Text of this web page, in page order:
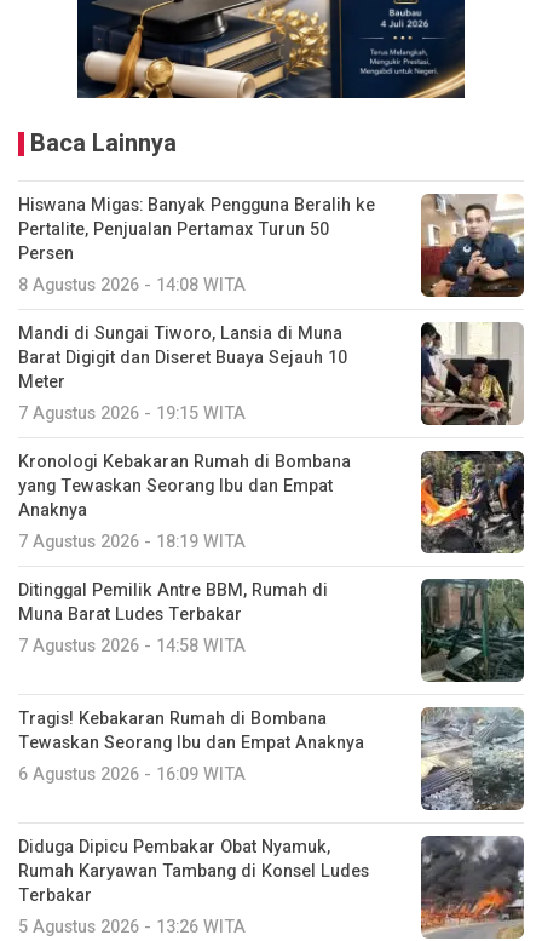
Baca Lainnya
Hiswana Migas: Banyak Pengguna Beralih ke
Pertalite, Penjualan Pertamax Turun 50
Persen
8 Agustus 2026 - 14:08 WITA
Mandi di Sungai Tiworo, Lansia di Muna
Barat Digigit dan Diseret Buaya Sejauh 10
Meter
7 Agustus 2026 - 19:15 WITA
Kronologi Kebakaran Rumah di Bombana
yang Tewaskan Seorang Ibu dan Empat
Anaknya
7 Agustus 2026 - 18:19 WITA
Ditinggal Pemilik Antre BBM, Rumah di
Muna Barat Ludes Terbakar
7 Agustus 2026 - 14:58 WITA
Tragis! Kebakaran Rumah di Bombana
Tewaskan Seorang Ibu dan Empat Anaknya
6 Agustus 2026 - 16:09 WITA
Diduga Dipicu Pembakar Obat Nyamuk,
Rumah Karyawan Tambang di Konsel Ludes
Terbakar
5 Agustus 2026 - 13:26 WITA